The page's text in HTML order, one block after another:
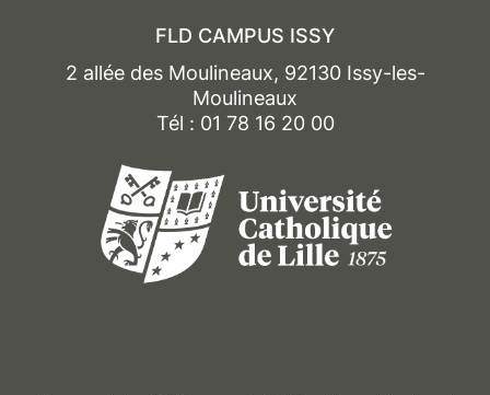
FLD CAMPUS ISSY
2 allée des Moulineaux, 92130 Issy-les-
Moulineaux
Tél : 01 78 16 20 00